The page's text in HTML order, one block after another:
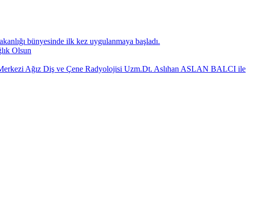
bünyesinde ilk kez uygulanmaya başladı.
Olsun
Ağız Diş ve Çene Radyolojisi Uzm.Dt. Aslıhan ASLAN BALCI ile